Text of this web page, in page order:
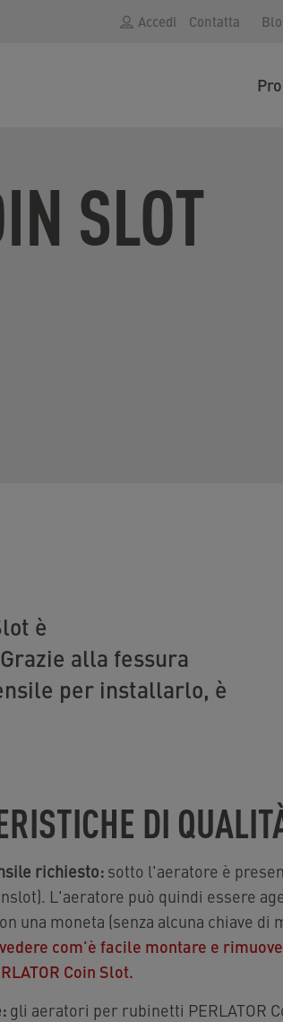
Accedi Contatta
SLOT
è
alla fessura
per installarlo, è
DI
richiesto:sotto l'aeratore è
L'aeratore può quindi essere
una moneta (senza alcuna chiave di
com'è facile montare e
Coin Slot.
gli aeratori per rubinetti PERLATOR